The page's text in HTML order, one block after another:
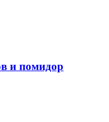
и помидор